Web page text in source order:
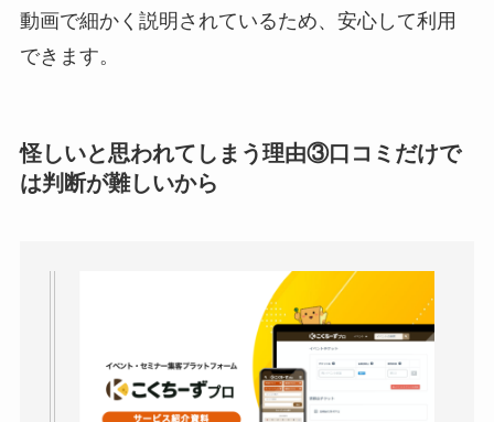
動画で細かく説明されているため、安心して利用
できます。
怪しいと思われてしまう理由③口コミだけで
は判断が難しいから